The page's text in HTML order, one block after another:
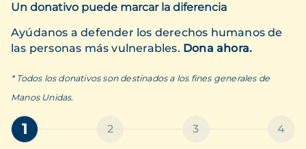
Un donativo puede marcar la diferencia
Ayúdanos a defender los derechos humanos de
las personas más vulnerables. Dona ahora.
* Todos los donativos son destinados a los fines generales de
Manos Unidas.
1 2 3 4